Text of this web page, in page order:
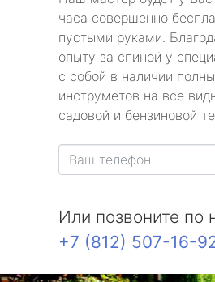
часа совершенно
пустыми руками.
опыту за спиной у
с собой в наличии
инструметов на все
садовой и бензиновой
Или позвоните по
+7 (812) 507-16-